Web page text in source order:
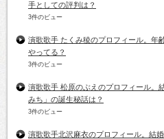
手としての評判は？
3件のビュー
演歌歌手 たくみ稜のプロフィール。年
やってる？
3件のビュー
演歌歌手 松原のぶえのプロフィール。
みち」の誕生秘話は？
3件のビュー
演歌歌手北沢麻衣のプロフィール。結